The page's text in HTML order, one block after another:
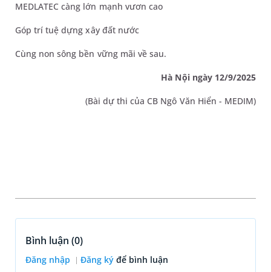
MEDLATEC càng lớn mạnh vươn cao
Góp trí tuệ dựng xây đất nước
Cùng non sông bền vững mãi về sau.
Hà Nội ngày 12/9/2025
(Bài dự thi của CB Ngô Văn Hiển - MEDIM)
Bình luận (0)
Đăng nhập Đăng ký để bình luận